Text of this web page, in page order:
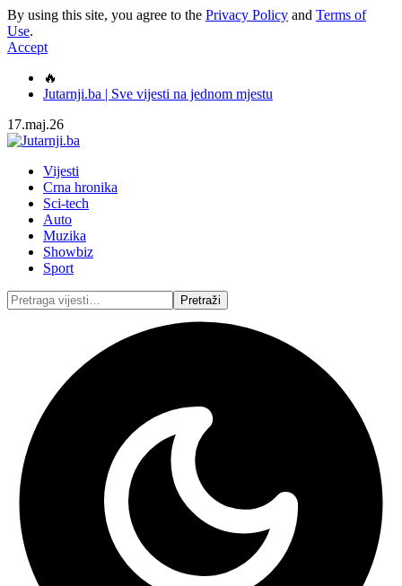
By using this site, you agree to the Privacy Policy and Terms of
Use.
Accept
🔥
Jutarnji.ba | Sve vijesti na jednom mjestu
17.maj.26
Vijesti
Crna hronika
Sci-tech
Auto
Muzika
Showbiz
Sport